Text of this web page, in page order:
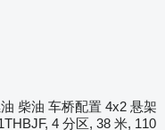
柴油 车桥配置 4x2 悬架
4 分区, 38 米, 110